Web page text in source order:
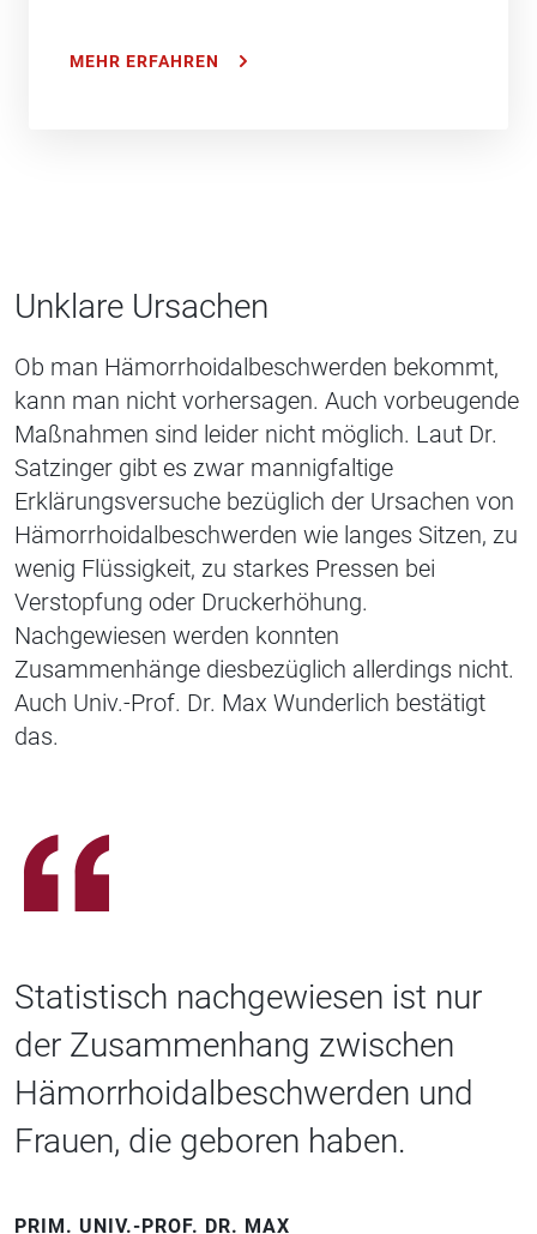
MEHR ERFAHREN
Unklare Ursachen
Ob man Hämorrhoidalbeschwerden bekommt,
kann man nicht vorhersagen. Auch vorbeugende
Maßnahmen sind leider nicht möglich. Laut Dr.
Satzinger gibt es zwar mannigfaltige
Erklärungsversuche bezüglich der Ursachen von
Hämorrhoidalbeschwerden wie langes Sitzen, zu
wenig Flüssigkeit, zu starkes Pressen bei
Verstopfung oder Druckerhöhung.
Nachgewiesen werden konnten
Zusammenhänge diesbezüglich allerdings nicht.
Auch Univ.-Prof. Dr. Max Wunderlich bestätigt
das.
Statistisch nachgewiesen ist nur
der Zusammenhang zwischen
Hämorrhoidalbeschwerden und
Frauen, die geboren haben.
PRIM. UNIV.-PROF. DR. MAX